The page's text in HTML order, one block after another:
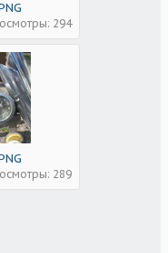
294
289